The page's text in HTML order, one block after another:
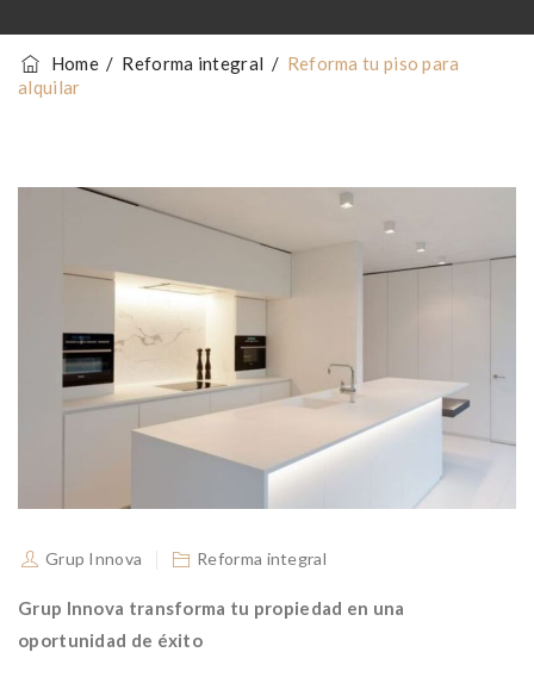
Home/ Reforma integral / Reforma tu piso para
alquilar
Grup Innova Reforma integral
Grup Innova transforma tu propiedad en una
oportunidad de éxito